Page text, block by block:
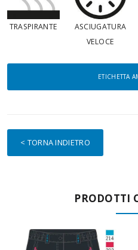
TRASPIRANTE
ASCIUGATURA
VELOCE
ETICHETTA
< TORNA INDIETRO
PRODOTTI